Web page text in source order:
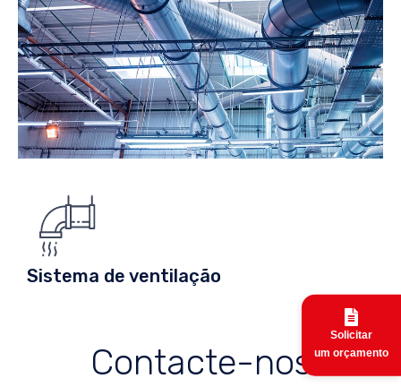
Sistema de ventilação
Contacte-nos
Solicitar
um orçamento